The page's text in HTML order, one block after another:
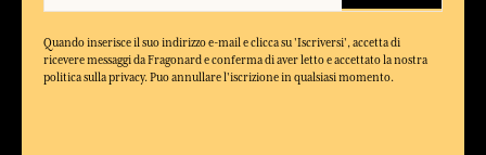
Quando inserisce il suo indirizzo e-mail e clicca su 'Iscriversi', accetta di
ricevere messaggi da Fragonard e conferma di aver letto e accettato la nostra
politica sulla privacy. Puo annullare l'iscrizione in qualsiasi momento.